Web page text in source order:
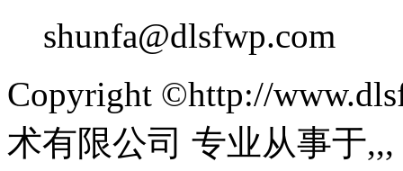
shunfa@dlsfwp.com
Copyright ©http://
术有限公司 专业从事于,,